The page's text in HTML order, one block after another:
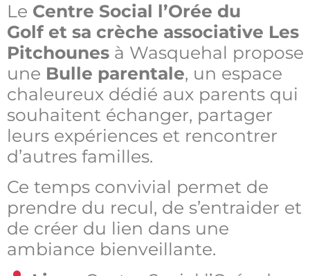
Le Centre Social l’Orée du
Golf et sa crèche associative Les
Pitchounes à Wasquehal propose
une Bulle parentale, un espace
chaleureux dédié aux parents qui
souhaitent échanger, partager
leurs expériences et rencontrer
d’autres familles.
Ce temps convivial permet de
prendre du recul, de s’entraider et
de créer du lien dans une
ambiance bienveillante.